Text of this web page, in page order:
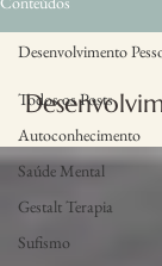
Todos os Posts
Autoconhecimento
Saúde Mental
Gestalt Terapia
Sufismo
Desenvolvimento